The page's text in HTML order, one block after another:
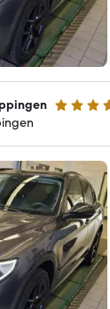
4.9 Sterne